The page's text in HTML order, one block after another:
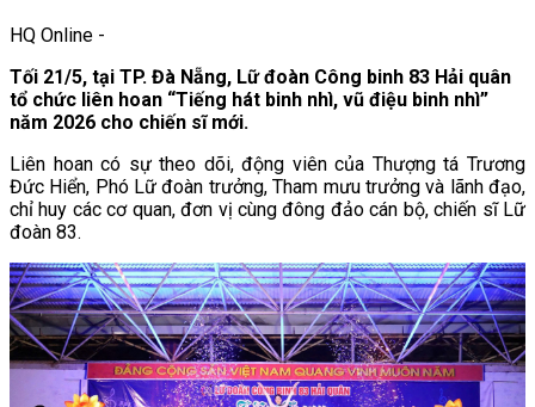
HQ Online -
Tối 21/5, tại TP. Đà Nẵng, Lữ đoàn Công binh 83 Hải quân
tổ chức liên hoan “Tiếng hát binh nhì, vũ điệu binh nhì”
năm 2026 cho chiến sĩ mới.
Liên hoan có sự theo dõi, động viên của Thượng tá Trương
Đức Hiển, Phó Lữ đoàn trưởng, Tham mưu trưởng và lãnh đạo,
chỉ huy các cơ quan, đơn vị cùng đông đảo cán bộ, chiến sĩ Lữ
đoàn 83.